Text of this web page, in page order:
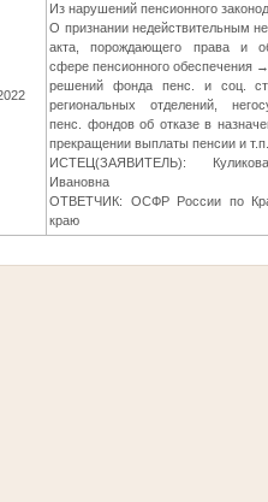
Из нарушений пенсионного
О признании недействительным
акта, порождающего права и
сфере пенсионного обеспечения →
решений фонда пенс. и соц.
региональных отделений,
пенс. фондов об отказе в
прекращении выплаты пенсии и т.п.
ИСТЕЦ(ЗАЯВИТЕЛЬ):
Ивановна
ОТВЕТЧИК: ОСФР России по
краю